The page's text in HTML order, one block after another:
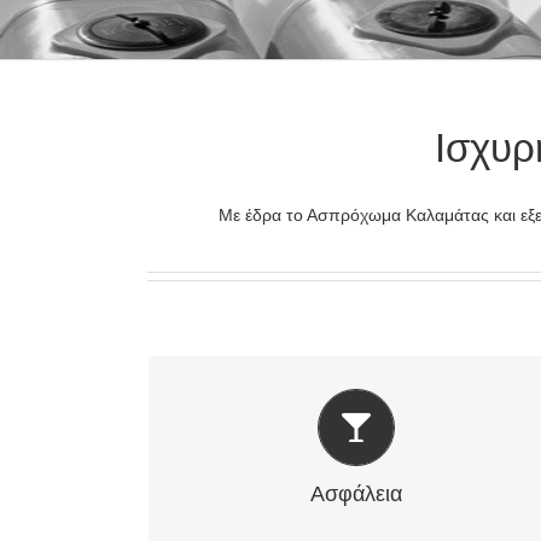
Με έδρα το Ασπρόχωμα Καλαμάτας και
Ασφάλεια
Αποθήκευση υγρών τροφίμων και νερού